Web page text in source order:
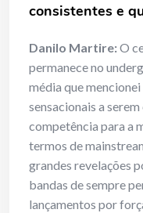
consistentes e
Danilo Martire:O
permanece no
média que
sensacionais a
competência para a
termos de
grandes revelações
bandas de sempre
lançamentos por